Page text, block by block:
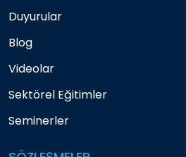
Duyurular
Blog
Videolar
Sektörel Eğitimler
Seminerler